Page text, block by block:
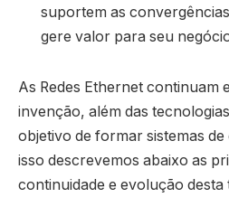
suportem as
gere valor para seu
As Redes Ethernet continuam
invenção, além das
objetivo de formar sistemas
isso descrevemos abaixo as
continuidade e evolução desta